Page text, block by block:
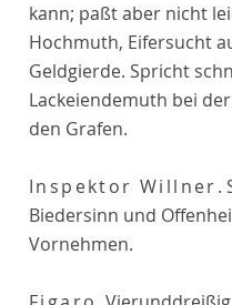
kann; paßt aber nicht
Hochmuth, Eifersucht
Geldgierde. Spricht
Lackeiendemuth bei
den Grafen.
Inspektor Willner.
Biedersinn und
Vornehmen.